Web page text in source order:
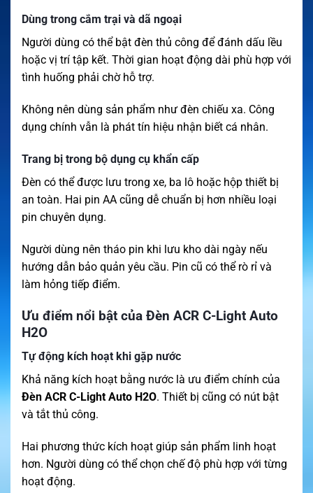
Dùng trong cắm trại và dã ngoại
Người dùng có thể bật đèn thủ công để đánh dấu lều
hoặc vị trí tập kết. Thời gian hoạt động dài phù hợp với
tình huống phải chờ hỗ trợ.
Không nên dùng sản phẩm như đèn chiếu xa. Công
dụng chính vẫn là phát tín hiệu nhận biết cá nhân.
Trang bị trong bộ dụng cụ khẩn cấp
Đèn có thể được lưu trong xe, ba lô hoặc hộp thiết bị
an toàn. Hai pin AA cũng dễ chuẩn bị hơn nhiều loại
pin chuyên dụng.
Người dùng nên tháo pin khi lưu kho dài ngày nếu
hướng dẫn bảo quản yêu cầu. Pin cũ có thể rò rỉ và
làm hỏng tiếp điểm.
Ưu điểm nổi bật của Đèn ACR C-Light Auto
H2O
Tự động kích hoạt khi gặp nước
Khả năng kích hoạt bằng nước là ưu điểm chính của
Đèn ACR C-Light Auto H2O. Thiết bị cũng có nút bật
và tắt thủ công.
Hai phương thức kích hoạt giúp sản phẩm linh hoạt
hơn. Người dùng có thể chọn chế độ phù hợp với từng
hoạt động.